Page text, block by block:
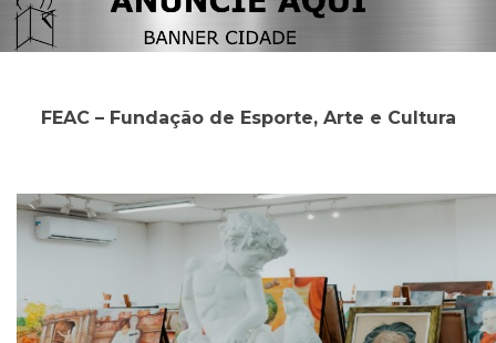
FEAC – Fundação de Esporte, Arte e Cultura